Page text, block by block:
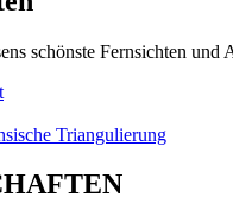
schönste Fernsichten und
Triangulierung